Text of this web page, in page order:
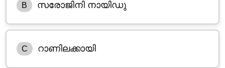
B സരോജിനി നായിഡു
C റാണിലക്കായി